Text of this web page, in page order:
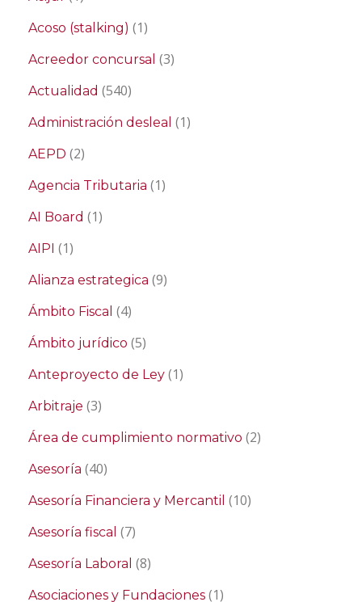
Acoso (stalking) (1)
Acreedor concursal (3)
Actualidad (540)
Administración desleal (1)
AEPD (2)
Agencia Tributaria (1)
AI Board (1)
AIPI (1)
Alianza estrategica (9)
Ámbito Fiscal (4)
Ámbito jurídico (5)
Anteproyecto de Ley (1)
Arbitraje (3)
Área de cumplimiento normativo (2)
Asesoría (40)
Asesoría Financiera y Mercantil (10)
Asesoría fiscal (7)
Asesoría Laboral (8)
Asociaciones y Fundaciones (1)